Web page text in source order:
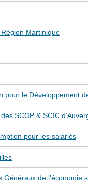
Martinique
pour le Développement
SCOP & SCIC
pour les salariés
Généraux de l’économie